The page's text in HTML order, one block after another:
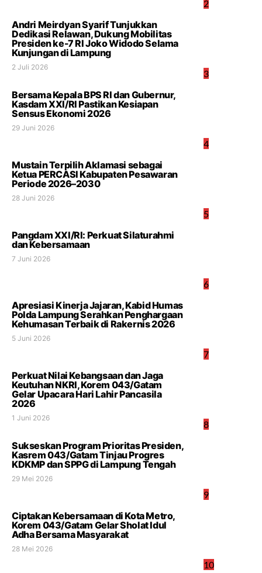
2
3
Andri Meirdyan Syarif Tunjukkan
Dedikasi Relawan, Dukung Mobilitas
Presiden ke-7 RI Joko Widodo Selama
Kunjungan di Lampung
2 Juli 2026
4
Bersama Kepala BPS RI dan Gubernur,
Kasdam XXI/RI Pastikan Kesiapan
Sensus Ekonomi 2026
29 Juni 2026
5
Mustain Terpilih Aklamasi sebagai
Ketua PERCASI Kabupaten Pesawaran
Periode 2026–2030
28 Juni 2026
6
Pangdam XXI/RI: Perkuat Silaturahmi
dan Kebersamaan
7 Juni 2026
7
Apresiasi Kinerja Jajaran, Kabid Humas
Polda Lampung Serahkan Penghargaan
Kehumasan Terbaik di Rakernis 2026
5 Juni 2026
8
Perkuat Nilai Kebangsaan dan Jaga
Keutuhan NKRI, Korem 043/Gatam
Gelar Upacara Hari Lahir Pancasila
2026
1 Juni 2026
9
Sukseskan Program Prioritas Presiden,
Kasrem 043/Gatam Tinjau Progres
KDKMP dan SPPG di Lampung Tengah
29 Mei 2026
10
Ciptakan Kebersamaan di Kota Metro,
Korem 043/Gatam Gelar Sholat Idul
Adha Bersama Masyarakat
28 Mei 2026